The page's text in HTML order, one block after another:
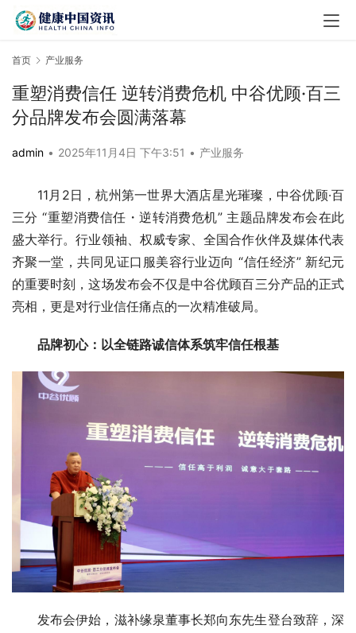
首页 产业服务
重塑消费信任 逆转消费危机 中谷优顾·百三
分品牌发布会圆满落幕
admin • 2025年11月4日 下午3:51 • 产业服务
11月2日，杭州第一世界大酒店星光璀璨，中谷优顾·百
三分 “重塑消费信任・逆转消费危机” 主题品牌发布会在此
盛大举行。行业领袖、权威专家、全国合作伙伴及媒体代表
齐聚一堂，共同见证口服美容行业迈向 “信任经济” 新纪元
的重要时刻，这场发布会不仅是中谷优顾百三分产品的正式
亮相，更是对行业信任痛点的一次精准破局。
品牌初心：以全链路诚信体系筑牢信任根基
发布会伊始，滋补缘泉董事长郑向东先生登台致辞，深